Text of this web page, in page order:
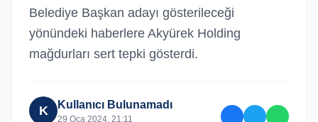
Belediye Başkan adayı gösterileceği
yönündeki haberlere Akyürek Holding
mağdurları sert tepki gösterdi.
K Kullanıcı Bulunamadı
29 Oca 2024, 21:11